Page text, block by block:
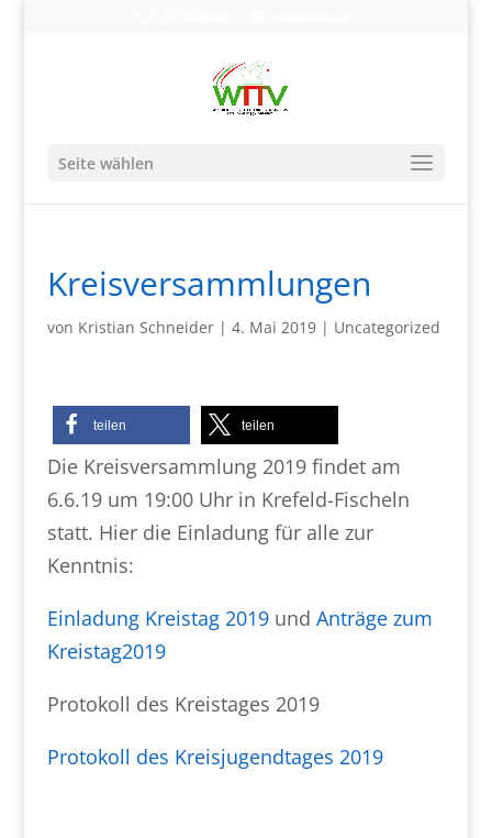
Seite wählen
Kreisversammlungen
von Kristian Schneider| 4. Mai 2019| Uncategorized
teilen teilen
Die Kreisversammlung 2019 findet am
6.6.19 um 19:00 Uhr in Krefeld-Fischeln
statt. Hier die Einladung für alle zur
Kenntnis:
Einladung Kreistag 2019und Anträge zum
Kreistag2019
Protokoll des Kreistages 2019
Protokoll des Kreisjugendtages 2019